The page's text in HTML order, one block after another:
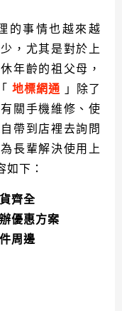
的事情也越來越
，尤其是對於上
年齡的祖父母，
地標網通
」除了
關手機維修、使
帶到店裡去詢問
長輩解決使用上
如下：
齊全
優惠方案
周邊